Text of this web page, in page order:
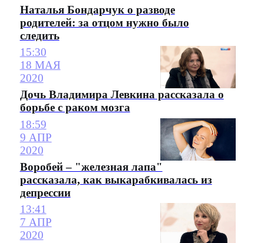
Наталья Бондарчук о разводе
родителей: за отцом нужно было
следить
15:30
18 МАЯ
2020
Дочь Владимира Левкина рассказала о
борьбе с раком мозга
18:59
9 АПР
2020
Воробей – "железная лапа"
рассказала, как выкарабкивалась из
депрессии
13:41
7 АПР
2020